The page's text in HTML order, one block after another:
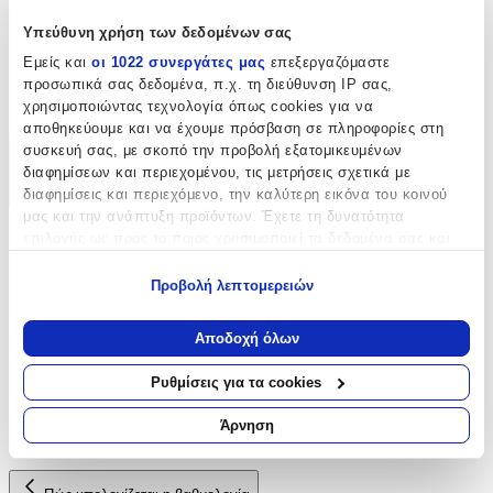
Υπεύθυνη χρήση των δεδομένων σας
Εμείς και οι 1022 συνεργάτες μας επεξεργαζόμαστε
προσωπικά σας δεδομένα, π.χ. τη διεύθυνση IP σας,
χρησιμοποιώντας τεχνολογία όπως cookies για να
αποθηκεύουμε και να έχουμε πρόσβαση σε πληροφορίες στη
συσκευή σας, με σκοπό την προβολή εξατομικευμένων
διαφημίσεων και περιεχομένου, τις μετρήσεις σχετικά με
διαφημίσεις και περιεχόμενο, την καλύτερη εικόνα του κοινού
μας και την ανάπτυξη προϊόντων. Έχετε τη δυνατότητα
Να συλλέξουμε πληροφορίες σχετικά με τη γεωγραφική
σας τοποθεσία, οι οποίες μπορεί να είναι ακριβείς σε
απόσταση μερικών μέτρων
Να αναγνωρίσουμε τη συσκευή σας σαρώνοντας ενεργά
για συγκεκριμένα χαρακτηριστικά (δακτυλικό αποτύπωμα)
Μάθετε περισσότερα σχετικά με τον τρόπο επεξεργασίας των
στηνενότητα “Λεπτομέρειες” . Μπορείτε να αλλάξετε ή να
Προβολή λεπτομερειών
Αποδοχή όλων
Ρυθμίσεις για τα cookies
Άρνηση
Χαρακτηριστικά
Είδος:
Φερμουάρ
Χαρακτηριστικά
+
Χαρακτηριστικά
Αξιολογήσεις
Προς το παρόν δεν υπάρχουν άλλες αξιολογήσεις. Όταν
προστεθούν, θα εμφανιστούν εδώ.